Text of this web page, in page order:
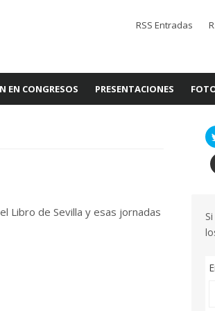
RSS Entradas
EN CONGRESOS PRESENTACIONES
Libro de Sevilla y esas jornadas